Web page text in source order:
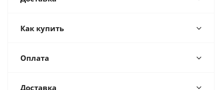
Как купить
Оплата
Доставка